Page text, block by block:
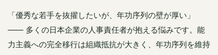
「優秀な若手を抜擢したいが、年功序列の壁が厚い」
―― 多くの日本企業の人事責任者が抱える悩みです。能
力主義への完全移行は組織抵抗が大きく、年功序列を維持